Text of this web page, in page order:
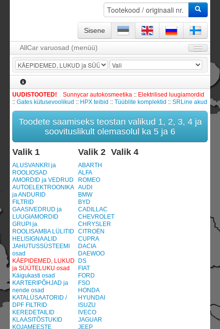
Sisene
AllCar varuosad (menüü)
Avaleht
Firmast
KKK
KATALOOG / Tootevalik
Leping ja garantii
Tellimismoodul - toodet
Registreeru
UUDISTOOTED! Sunnycar autokosmeetika :: Elektrilised luugiamordid
:: Gates kütusevoolikud :: HPX teibid :: Tüüblite komplektid :: SRLine akud
Toodete saamiseks teostan valikud 1, 2, 3, 4 ja
soovituslikult olemasolul ka 5 ja 6
Valik 1
ALUSVANKRI ja
ROOLIOSAD
AMORDID ja VEDRUD
AUTOELEKTROONIKA
ja ANDURID
FILTRID
GAASIVEDRUD ja
LUUGIAMORDID
GRUPI ja
ROOLISAMBA LÜLITID
HELISIGNAALID
JAHUTUSSÜSTEEMI
osad
KÄEPIDEMED, LUKUD
ja SÜÜTELUKU osad
Käigukasti osad
KARTERIPÕHJAD ja
nende osad
KATALÜSAATORID /
DPF FILTRID
KEREDETAILID
KLAASITÕSTUKID
KOJAMEESTE
Valik 2
ABARTH
ALFA
ROMEO
AUDI
BMW
BYD
CADILLAC
CHEVROLET
CHRYSLER
CITROËN
CUPRA
DACIA
DAEWOO
DS
FIAT
FORD
FSO
HONDA
HYUNDAI
ISUZU
IVECO
JAGUAR
JEEP
Valik 4